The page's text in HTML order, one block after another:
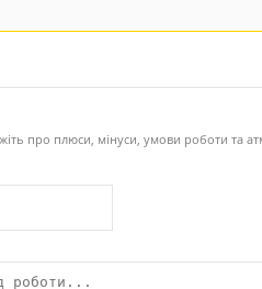
про плюси, мінуси, умови роботи та